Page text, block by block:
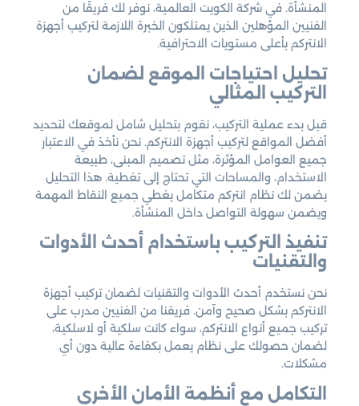
المنشأة. في شركة الكويت العالمية، نوفر لك فريقًا من
الفنيين المؤهلين الذين يمتلكون الخبرة اللازمة لتركيب أجهزة
الانتركم بأعلى مستويات الاحترافية.
تحليل احتياجات الموقع لضمان
التركيب المثالي
قبل بدء عملية التركيب، نقوم بتحليل شامل لموقعك لتحديد
أفضل المواقع لتركيب أجهزة الانتركم. نحن نأخذ في الاعتبار
جميع العوامل المؤثرة، مثل تصميم المبنى، طبيعة
الاستخدام، والمساحات التي تحتاج إلى تغطية. هذا التحليل
يضمن لك نظام انتركم متكامل يغطي جميع النقاط المهمة
ويضمن سهولة التواصل داخل المنشأة.
تنفيذ التركيب باستخدام أحدث الأدوات
والتقنيات
نحن نستخدم أحدث الأدوات والتقنيات لضمان تركيب أجهزة
الانتركم بشكل صحيح وآمن. فريقنا من الفنيين مدرب على
تركيب جميع أنواع الانتركم، سواء كانت سلكية أو لاسلكية،
لضمان حصولك على نظام يعمل بكفاءة عالية دون أي
مشكلات.
التكامل مع أنظمة الأمان الأخرى